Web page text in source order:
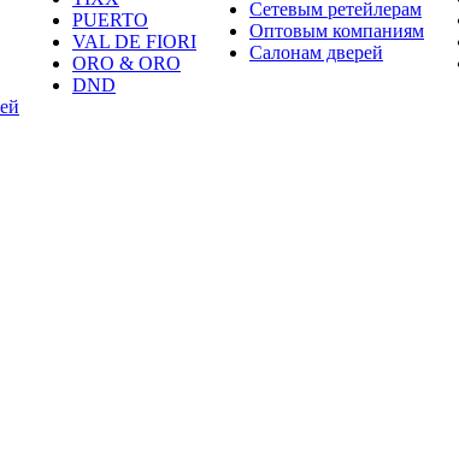
PUERTO
VAL DE FIORI
ORO & ORO
DND
Сетевым ретейлерам
Оптовым компаниям
Салонам дверей